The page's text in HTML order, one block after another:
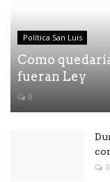
Política San Luis
Como
fueran Ley
0
0